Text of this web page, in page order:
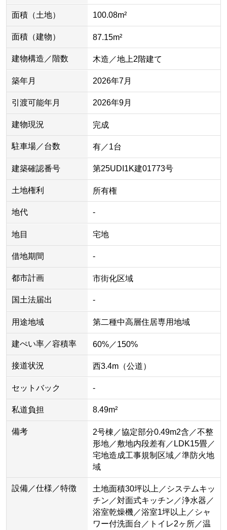
面積（土地） 100.08m²
面積（建物） 87.15m²
建物構造／階数 木造／地上2階建て
築年月 2026年7月
引渡可能年月 2026年9月
建物現況 完成
駐車場／台数 有／1台
建築確認番号 第25UDI1K建01773号
土地権利 所有権
地代 -
地目 宅地
借地期間 -
都市計画 市街化区域
国土法届出 -
用途地域 第二種中高層住居専用地域
建ぺい率／容積率 60%／150%
接道状況 西3.4m（公道）
セットバック -
私道負担 8.49m²
備考
2号棟／協定部分0.49m2含／不整
形地／敷地内段差有／LDK15畳／
宅地造成工事規制区域／準防火地
域
設備／仕様／特徴
土地面積30坪以上／システムキッ
チン／対面式キッチン／浄水器／
浴室乾燥機／浴室1坪以上／シャ
ワー付洗面台／トイレ2ヶ所／温